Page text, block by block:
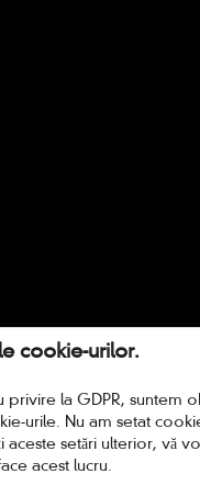
cookie-urilor.
privire la GDPR, suntem
urile. Nu am setat
aceste setări ulterior, vă
acest lucru.